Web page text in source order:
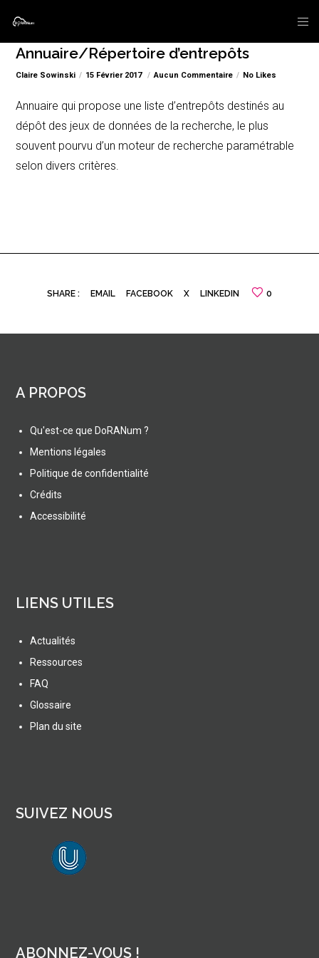
Annuaire/Répertoire d’entrepôts
Claire Sowinski 15 Février 2017 Aucun Commentaire No Likes
Annuaire qui propose une liste d’entrepôts destinés au
dépôt des jeux de données de la recherche, le plus
souvent pourvu d’un moteur de recherche paramétrable
selon divers critères.
SHARE : EMAIL FACEBOOK X LINKEDIN 0
A PROPOS
Qu'est-ce que DoRANum ?
Mentions légales
Politique de confidentialité
Crédits
Accessibilité
LIENS UTILES
Actualités
Ressources
FAQ
Glossaire
Plan du site
SUIVEZ NOUS
ABONNEZ-VOUS !